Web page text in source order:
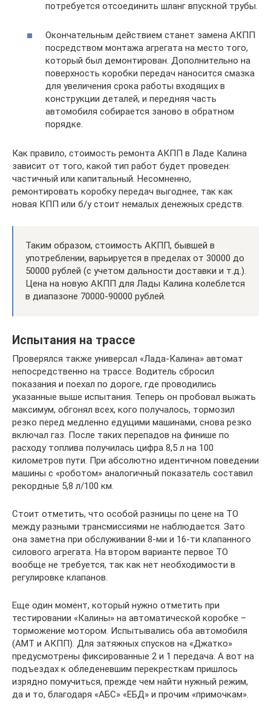
потребуется отсоединить шланг впускной трубы.
Окончательным действием станет замена АКПП
посредством монтажа агрегата на место того,
который был демонтирован. Дополнительно на
поверхность коробки передач наносится смазка
для увеличения срока работы входящих в
конструкции деталей, и передняя часть
автомобиля собирается заново в обратном
порядке.
Как правило, стоимость ремонта АКПП в Ладе Калина
зависит от того, какой тип работ будет проведен:
частичный или капитальный. Несомненно,
ремонтировать коробку передач выгоднее, так как
новая КПП или б/у стоит немалых денежных средств.
Таким образом, стоимость АКПП, бывшей в
употреблении, варьируется в пределах от 30000 до
50000 рублей (с учетом дальности доставки и т.д.).
Цена на новую АКПП для Лады Калина колеблется
в диапазоне 70000-90000 рублей.
Испытания на трассе
Проверялся также универсал «Лада-Калина» автомат
непосредственно на трассе. Водитель сбросил
показания и поехал по дороге, где проводились
указанные выше испытания. Теперь он пробовал выжать
максимум, обгонял всех, кого получалось, тормозил
резко перед медленно едущими машинами, снова резко
включал газ. После таких перепадов на финише по
расходу топлива получилась цифра 8,5 л на 100
километров пути. При абсолютно идентичном поведении
машины с «роботом» аналогичный показатель составил
рекордные 5,8 л/100 км.
Стоит отметить, что особой разницы по цене на ТО
между разными трансмиссиями не наблюдается. Зато
она заметна при обслуживании 8-ми и 16-ти клапанного
силового агрегата. На втором варианте первое ТО
вообще не требуется, так как нет необходимости в
регулировке клапанов.
Еще один момент, который нужно отметить при
тестировании «Калины» на автоматической коробке –
торможение мотором. Испытывались оба автомобиля
(АМТ и АКПП). Для затяжных спусков на «Джатко»
предусмотрены фиксированные 2 и 1 передача. А вот на
подъездах к обледеневшим перекресткам пришлось
изрядно помучиться, прежде чем найти нужный режим,
да и то, благодаря «АБС» «ЕБД» и прочим «примочкам».